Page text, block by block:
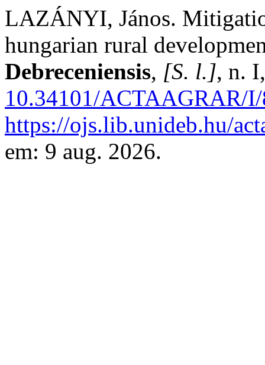
LAZÁNYI, János.
hungarian rural
Debreceniensis, [S. l.], n.
10.34101/ACTAAGRAR/
https://ojs.lib.unideb.hu/
em: 9 aug. 2026.